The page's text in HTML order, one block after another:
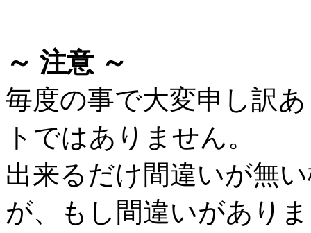
～ 注意 ～
毎度の事で大変申し訳
トではありません。
出来るだけ間違いが無
が、もし間違いがあり